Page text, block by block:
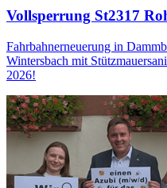
Vollsperrung St2317
Fahrbahnerneuerung in
Wintersbach mit
2026!